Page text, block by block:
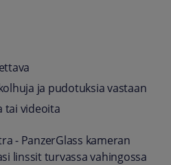
ja pudotuksia vastaan
tai videoita
- PanzerGlass kameran
linssit turvassa vahingossa